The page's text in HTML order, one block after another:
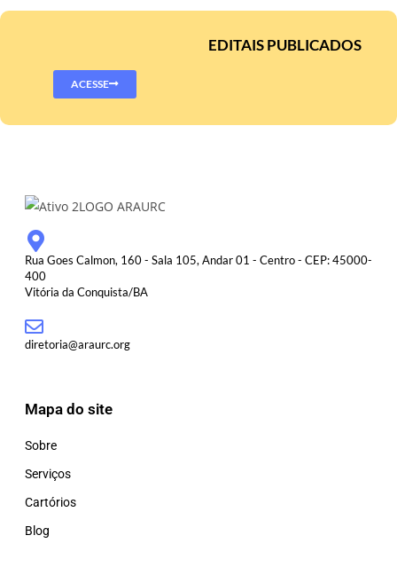
EDITAIS PUBLICADOS
ACESSE
Rua Goes Calmon, 160 - Sala 105, Andar 01 - Centro - CEP: 45000-
400
Vitória da Conquista/BA
diretoria@araurc.org
Mapa do site
Sobre
Serviços
Cartórios
Blog